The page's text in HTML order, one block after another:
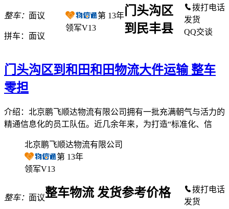
整车： 面议
拼车： 面议
第 13年
领军V13
拨打电话
发货
QQ交谈
门头沟区到和田和田物流大件运输 整车
零担
介绍：北京鹏飞顺达物流有限公司拥有一批充满朝气与活力的
精通信息化的员工队伍。近几余年来，为打造“标准化、信
北京鹏飞顺达物流有限公司
第 13年
领军V13
整车： 面议
拨打电话
发货
门头沟区
到民丰县
整车物流 发货参考价格